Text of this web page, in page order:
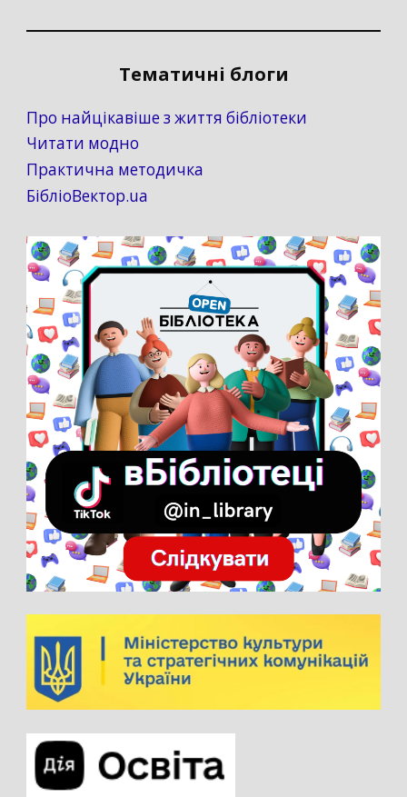
Тематичні блоги
Про найцікавіше з життя бібліотеки
Читати модно
Практична методичка
БібліоВектор.ua